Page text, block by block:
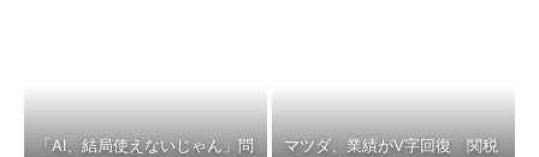
「AI、結局使えないじゃん」問
マツダ、業績がV字回復 関税